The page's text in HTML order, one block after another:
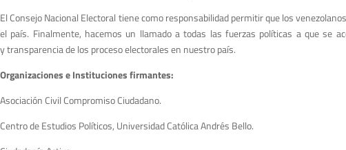
El Consejo Nacional Electoral tiene como responsabilidad permitir que los
el país. Finalmente, hacemos un llamado a todas las fuerzas políticas a que se
y transparencia de los proceso electorales en nuestro país.
Organizaciones e Instituciones firmantes:
Asociación Civil Compromiso Ciudadano.
Centro de Estudios Políticos, Universidad Católica Andrés Bello.